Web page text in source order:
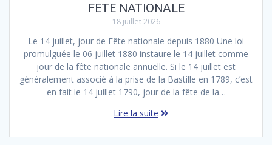
FETE NATIONALE
18 juillet 2026
Le 14 juillet, jour de Fête nationale depuis 1880 Une loi
promulguée le 06 juillet 1880 instaure le 14 juillet comme
jour de la fête nationale annuelle. Si le 14 juillet est
généralement associé à la prise de la Bastille en 1789, c’est
en fait le 14 juillet 1790, jour de la fête de la…
Lire la suite